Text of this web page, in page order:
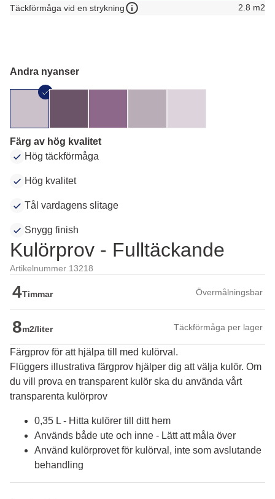
Täckförmåga vid en strykning
2.8 m2
Andra nyanser
Färg av hög kvalitet
Hög täckförmåga
Hög kvalitet
Tål vardagens slitage
Snygg finish
Kulörprov - Fulltäckande
Artikelnummer 13218
4Timmar Övermålningsbar
8m2/liter Täckförmåga per lager
Färgprov för att hjälpa till med kulörval.
Flüggers illustrativa färgprov hjälper dig att välja kulör. Om
du vill prova en transparent kulör ska du använda vårt
transparenta kulörprov
0,35 L - Hitta kulörer till ditt hem
Används både ute och inne - Lätt att måla över
Använd kulörprovet för kulörval, inte som avslutande
behandling